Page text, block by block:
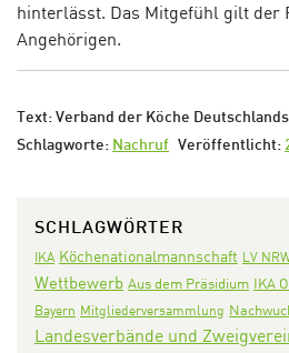
hinterlässt. Das Mitgefühl gilt der
Angehörigen.
Text: Verband der Köche Deutschlands
Schlagworte: Nachruf Veröffentlicht:
SCHLAGWÖRTER
IKA Köchenationalmannschaft LV
Wettbewerb Aus dem Präsidium IKA
Bayern Mitgliederversammlung
Landesverbände und